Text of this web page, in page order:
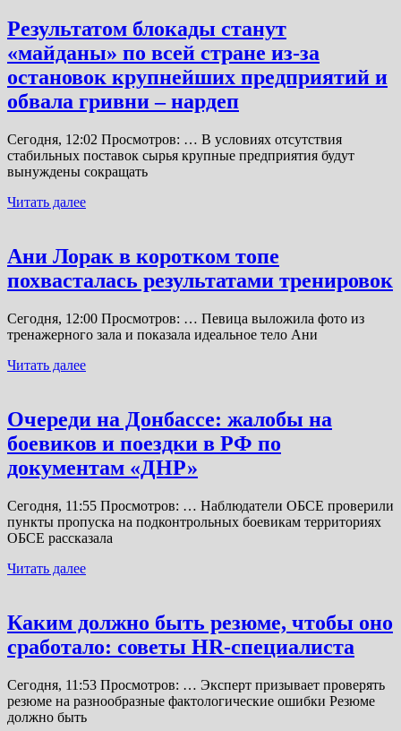
Результатом блокады станут
«майданы» по всей стране из-за
остановок крупнейших предприятий и
обвала гривни – нардеп
Сегодня, 12:02 Просмотров: … В условиях отсутствия
стабильных поставок сырья крупные предприятия будут
вынуждены сокращать
Читать далее
Ани Лорак в коротком топе
похвасталась результатами тренировок
Сегодня, 12:00 Просмотров: … Певица выложила фото из
тренажерного зала и показала идеальное тело Ани
Читать далее
Очереди на Донбассе: жалобы на
боевиков и поездки в РФ по
документам «ДНР»
Сегодня, 11:55 Просмотров: … Наблюдатели ОБСЕ проверили
пункты пропуска на подконтрольных боевикам территориях
ОБСЕ рассказала
Читать далее
Каким должно быть резюме, чтобы оно
сработало: советы HR-специалиста
Сегодня, 11:53 Просмотров: … Эксперт призывает проверять
резюме на разнообразные фактологические ошибки Резюме
должно быть